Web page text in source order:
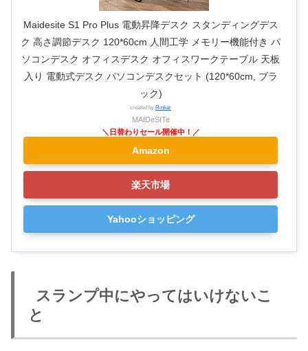
Maidesite S1 Pro Plus 電動昇降デスク スタンディングデス
ク 高さ調節デスク 120*60cm 人間工学 メモリー機能付き パ
ソコンデスク オフィスデスク オフィスワークテーブル 天板
入り 電動式デスク パソコンデスクセット (120*60cm, ブラ
ック)
created by Rinker
MAIDeSITe
Amazon
楽天市場
Yahooショッピング
スランプ中にやってはいけないこ
と